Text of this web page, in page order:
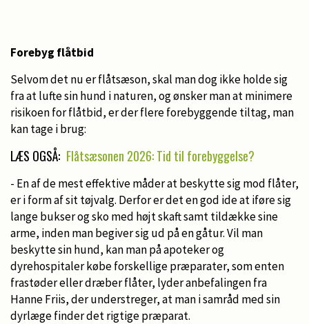
Forebyg flåtbid
Selvom det nu er flåtsæson, skal man dog ikke holde sig
fra at lufte sin hund i naturen, og ønsker man at minimere
risikoen for flåtbid, er der flere forebyggende tiltag, man
kan tage i brug:
LÆS OGSÅ: Flåtsæsonen 2026: Tid til forebyggelse?
- En af de mest effektive måder at beskytte sig mod flåter,
er i form af sit tøjvalg. Derfor er det en god ide at iføre sig
lange bukser og sko med højt skaft samt tildække sine
arme, inden man begiver sig ud på en gåtur. Vil man
beskytte sin hund, kan man på apoteker og
dyrehospitaler købe forskellige præparater, som enten
frastøder eller dræber flåter, lyder anbefalingen fra
Hanne Friis, der understreger, at man i samråd med sin
dyrlæge finder det rigtige præparat.